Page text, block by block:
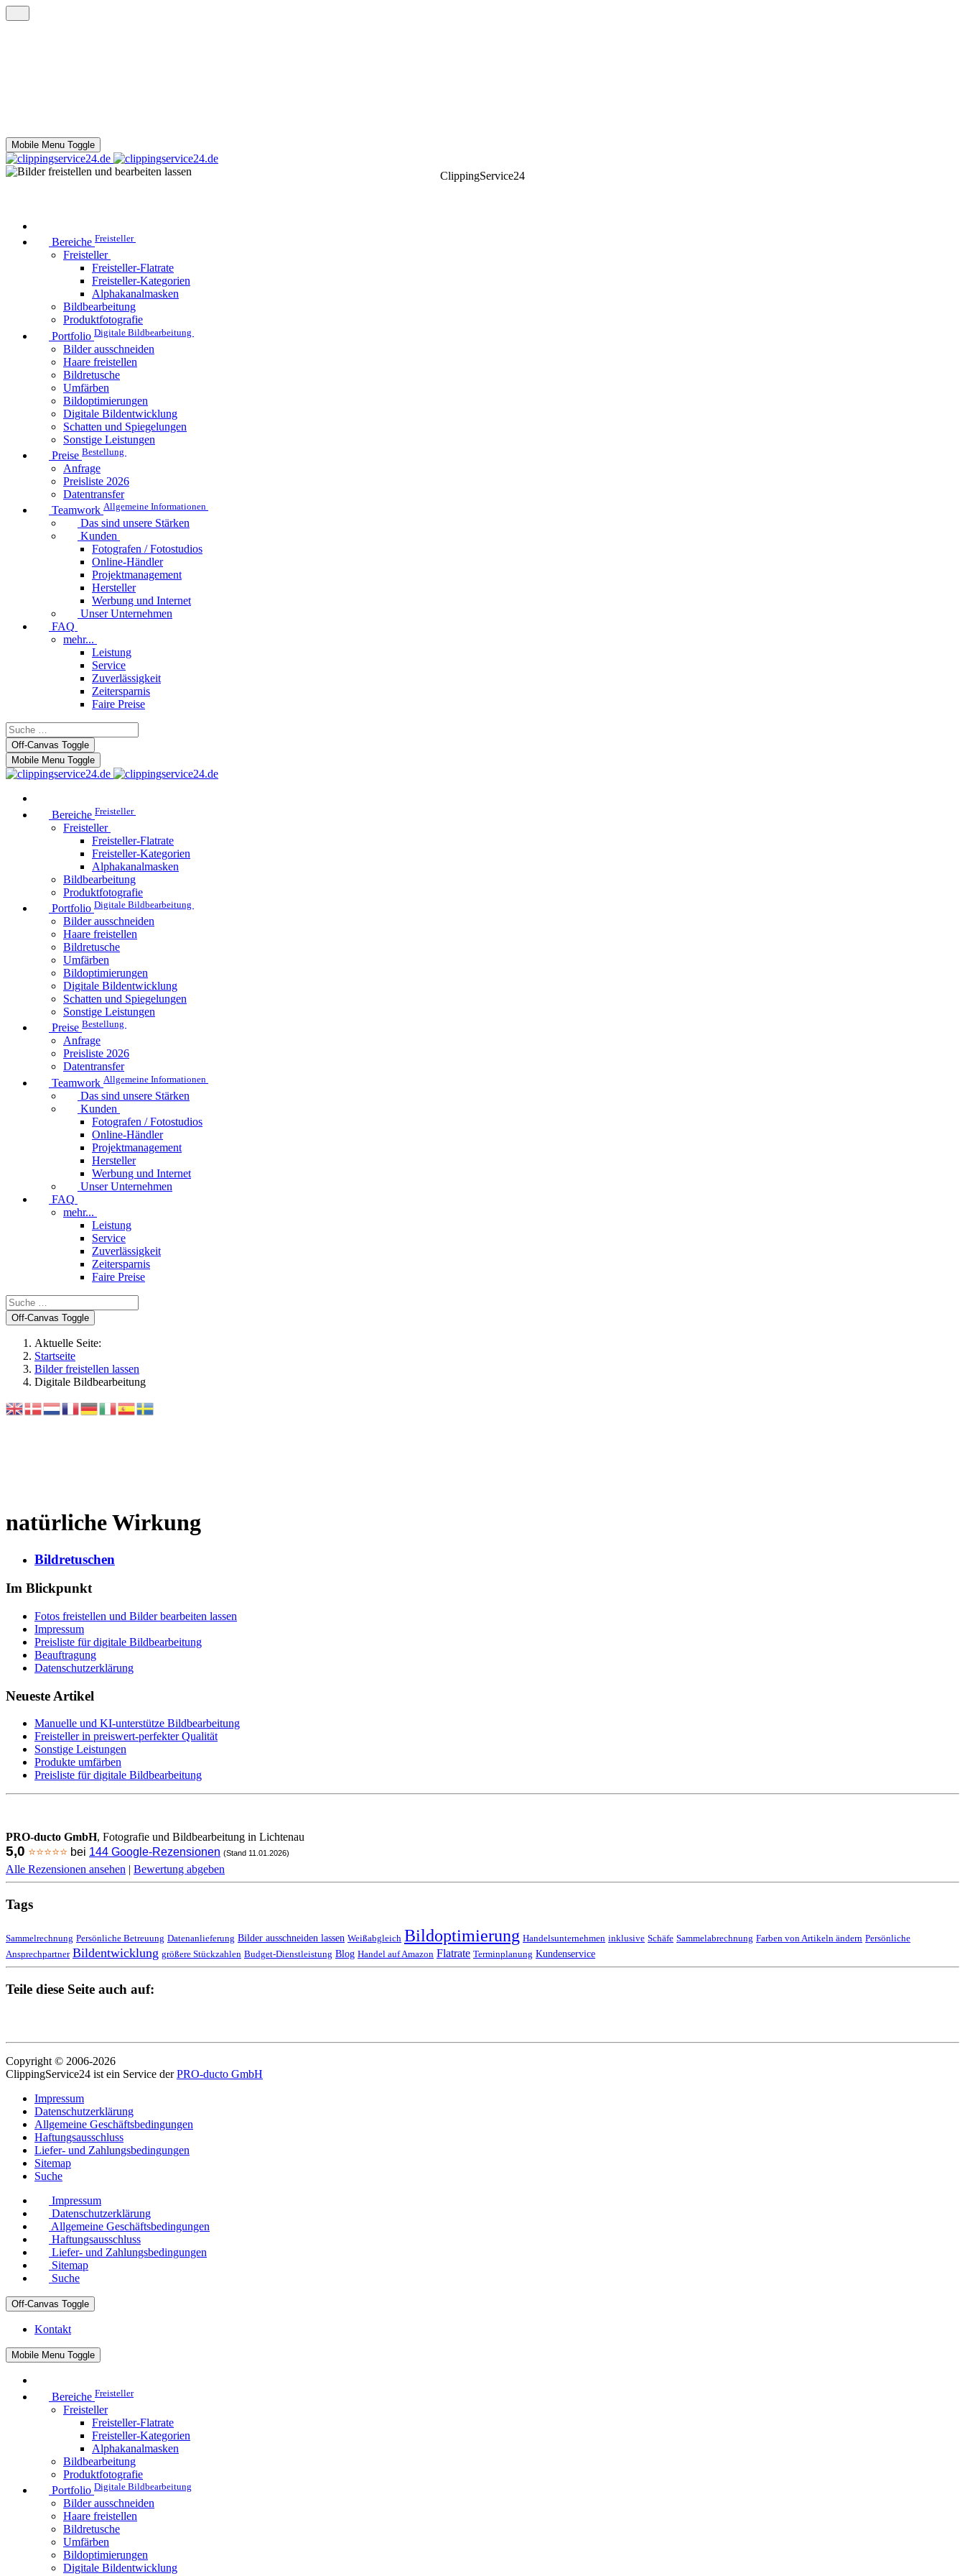
Mobile Menu Toggle
ClippingService24
Bereiche Freisteller
Freisteller
Freisteller-Flatrate
Freisteller-Kategorien
Alphakanalmasken
Bildbearbeitung
Produktfotografie
Portfolio Digitale Bildbearbeitung
Bilder ausschneiden
Haare freistellen
Bildretusche
Umfärben
Bildoptimierungen
Digitale Bildentwicklung
Schatten und Spiegelungen
Sonstige Leistungen
Preise Bestellung
Anfrage
Preisliste 2026
Datentransfer
Teamwork Allgemeine Informationen
Das sind unsere Stärken
Kunden
Fotografen / Fotostudios
Online-Händler
Projektmanagement
Hersteller
Werbung und Internet
Unser Unternehmen
FAQ
mehr...
Leistung
Service
Zuverlässigkeit
Zeitersparnis
Faire Preise
Off-Canvas Toggle
Mobile Menu Toggle
Bereiche Freisteller
Freisteller
Freisteller-Flatrate
Freisteller-Kategorien
Alphakanalmasken
Bildbearbeitung
Produktfotografie
Portfolio Digitale Bildbearbeitung
Bilder ausschneiden
Haare freistellen
Bildretusche
Umfärben
Bildoptimierungen
Digitale Bildentwicklung
Schatten und Spiegelungen
Sonstige Leistungen
Preise Bestellung
Anfrage
Preisliste 2026
Datentransfer
Teamwork Allgemeine Informationen
Das sind unsere Stärken
Kunden
Fotografen / Fotostudios
Online-Händler
Projektmanagement
Hersteller
Werbung und Internet
Unser Unternehmen
FAQ
mehr...
Leistung
Service
Zuverlässigkeit
Zeitersparnis
Faire Preise
Off-Canvas Toggle
Aktuelle Seite:
Startseite
Bilder freistellen lassen
Digitale Bildbearbeitung
natürliche Wirkung
Bildretuschen
Im Blickpunkt
Fotos freistellen und Bilder bearbeiten lassen
Impressum
Preisliste für digitale Bildbearbeitung
Beauftragung
Datenschutzerklärung
Neueste Artikel
Manuelle und KI-unterstütze Bildbearbeitung
Freisteller in preiswert-perfekter Qualität
Sonstige Leistungen
Produkte umfärben
Preisliste für digitale Bildbearbeitung
PRO-ducto GmbH, Fotografie und Bildbearbeitung in Lichtenau
5,0 ⭐⭐⭐⭐⭐ bei 144 Google-Rezensionen (Stand 11.01.2026)
Alle Rezensionen ansehen | Bewertung abgeben
Tags
Sammelrechnung Persönliche Betreuung Datenanlieferung Bilder ausschneiden lassen Weißabgleich Bildoptimierung Handelsunternehmen inklusive Schäfe Sammelabrechnung Farben von Artikeln ändern Persönliche
Ansprechpartner Bildentwicklung größere Stückzahlen Budget-Dienstleistung Blog Handel auf Amazon Flatrate Terminplanung Kundenservice
Teile diese Seite auch auf:
Copyright © 2006-2026
ClippingService24 ist ein Service derPRO-ducto GmbH
Impressum
Datenschutzerklärung
Allgemeine Geschäftsbedingungen
Haftungsausschluss
Liefer- und Zahlungsbedingungen
Sitemap
Suche
Impressum
Datenschutzerklärung
Allgemeine Geschäftsbedingungen
Haftungsausschluss
Liefer- und Zahlungsbedingungen
Sitemap
Suche
Off-Canvas Toggle
Kontakt
Mobile Menu Toggle
Bereiche Freisteller
Freisteller
Freisteller-Flatrate
Freisteller-Kategorien
Alphakanalmasken
Bildbearbeitung
Produktfotografie
Portfolio Digitale Bildbearbeitung
Bilder ausschneiden
Haare freistellen
Bildretusche
Umfärben
Bildoptimierungen
Digitale Bildentwicklung